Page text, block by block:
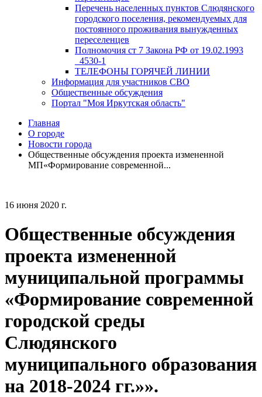
Перечень населенных пунктов Слюдянского
городского поселения, рекомендуемых для
постоянного проживания вынужденных
переселенцев
Полномочия ст 7 Закона РФ от 19.02.1993
_4530-1
ТЕЛЕФОНЫ ГОРЯЧЕЙ ЛИНИИ
Информация для участников СВО
Общественные обсуждения
Портал "Моя Иркутская область"
Главная
О городе
Новости города
Общественные обсуждения проекта измененной
МП«Формирование современной...
16 июня 2020 г.
Общественные обсуждения
проекта измененной
муниципальной программы
«Формирование современной
городской среды
Слюдянского
муниципального образования
на 2018-2024 гг.»».